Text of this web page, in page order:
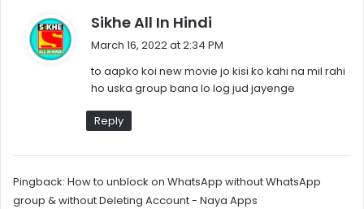
Sikhe All In Hindi
a
s
:
March 16, 2022 at 2:34 PM
to aapko koi new movie jo kisi ko kahi na mil rahi
ho uska group bana lo log jud jayenge
Reply
Pingback: How to unblock on WhatsApp without WhatsApp
group & without Deleting Account - Naya Apps